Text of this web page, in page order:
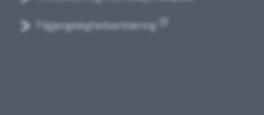
Tilgjengelegheitserklæring